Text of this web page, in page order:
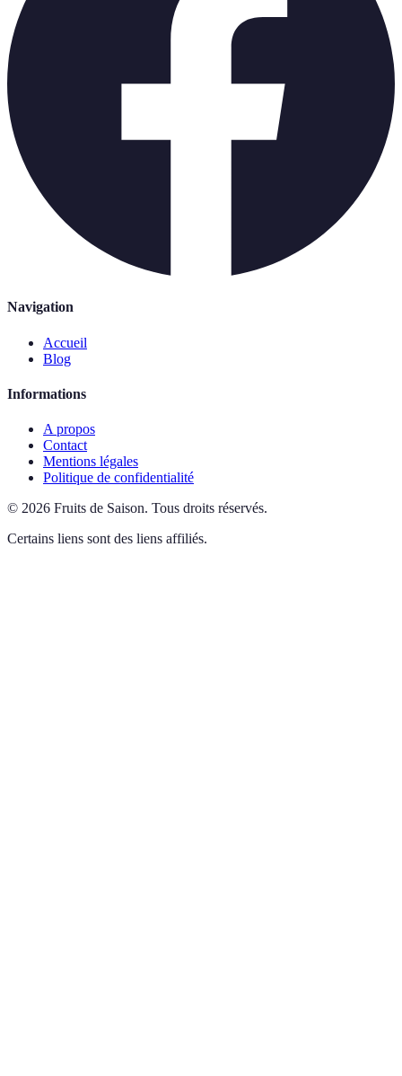
Navigation
Accueil
Blog
Informations
A propos
Contact
Mentions légales
Politique de confidentialité
© 2026 Fruits de Saison. Tous droits réservés.
Certains liens sont des liens affiliés.